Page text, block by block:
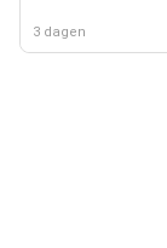
3 dagen